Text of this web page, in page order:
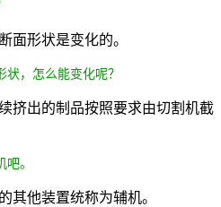
面形状是变化的。
，怎么能变化呢？
挤出的制品按照要求由切割机截
。
其他装置统称为辅机。